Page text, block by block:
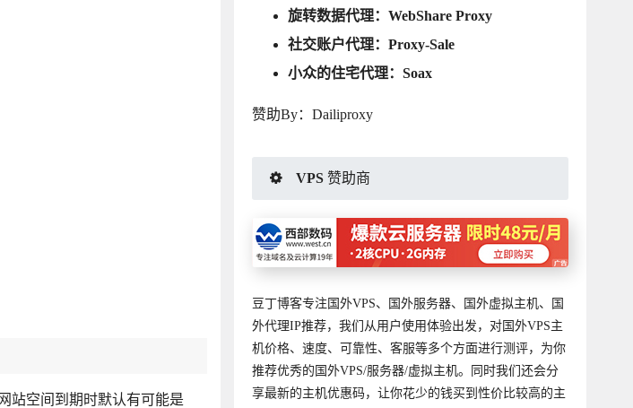
站空间到期时默认有可能是
旋转数据代理： WebShare Proxy
社交账户代理： Proxy-Sale
小众的住宅代理： Soax
赞助By： Dailiproxy
VPS 赞助商
豆丁博客专注国外VPS、国外服务器、国外虚拟主机、国
外代理IP推荐，我们从用户使用体验出发，对国外VPS主
机价格、速度、可靠性、客服等多个方面进行测评，为你
推荐优秀的国外VPS/服务器/虚拟主机。同时我们还会分
享最新的主机优惠码，让你花少的钱买到性价比较高的主